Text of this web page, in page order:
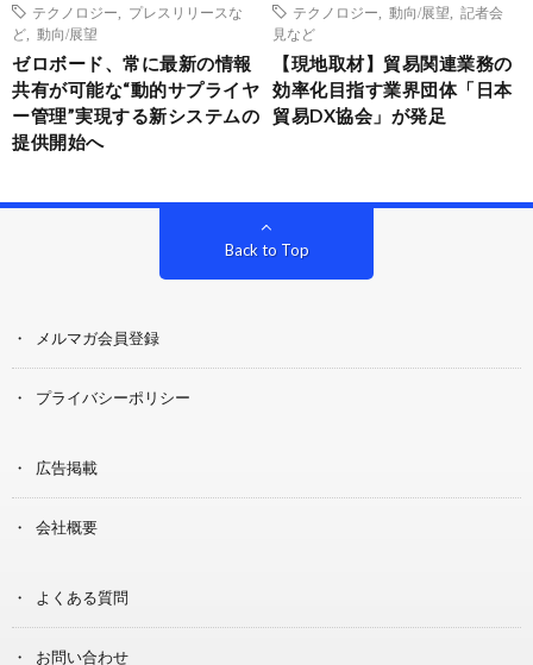
テクノロジー
プレスリリースな
ど
動向/展望
ゼロボード、常に最新の情報
共有が可能な“動的サプライヤ
ー管理”実現する新システムの
提供開始へ
テクノロジー
動向/展望
記者会
見など
【現地取材】貿易関連業務の
効率化目指す業界団体「日本
貿易DX協会」が発足
Back to Top
メルマガ会員登録
プライバシーポリシー
広告掲載
会社概要
よくある質問
お問い合わせ